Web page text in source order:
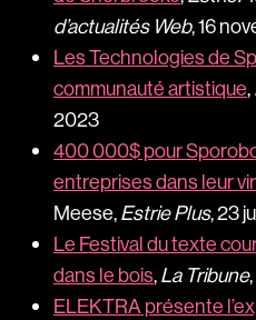
d’actualités Web, 16
Les Technologies de
communauté artistique,
2023
400 000$ pour
entreprises dans leur
Meese,Estrie Plus, 23
Le Festival du texte
dans le bois,La Tribune
ELEKTRA présente